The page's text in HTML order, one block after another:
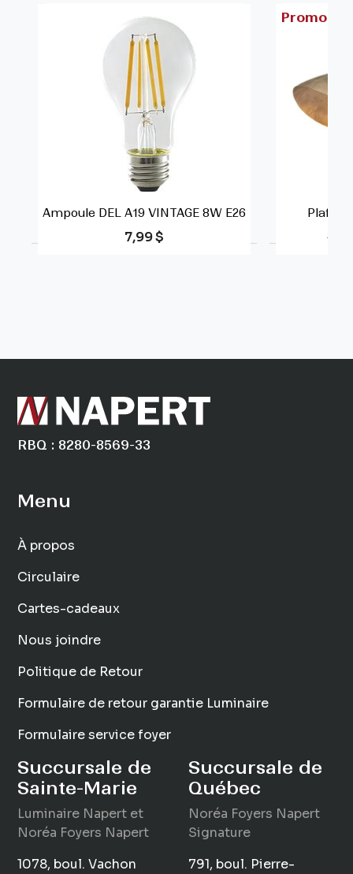
Ampoule DEL A19 VINTAGE 8W E26
Prix
7,99 $
Promo
RBQ : 8280-8569-33
Menu
À propos
Circulaire
Cartes-cadeaux
Nous joindre
Politique de Retour
Formulaire de retour garantie Luminaire
Formulaire service foyer
Succursale de
Sainte-Marie
Luminaire Napert et
Noréa Foyers Napert
1078, boul. Vachon
Succursale de
Québec
Noréa Foyers Napert
Signature
791, boul. Pierre-